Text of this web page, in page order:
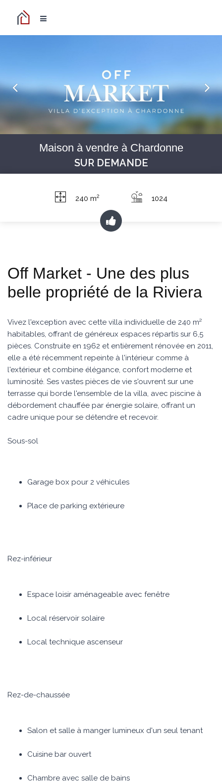
Maison à vendre à Chardonne
SUR DEMANDE
240 m2 1024
Off Market - Une des plus
belle propriété de la Riviera
Vivez l'exception avec cette villa individuelle de 240 m²
habitables, offrant de généreux espaces répartis sur 6,5
pièces. Construite en 1962 et entièrement rénovée en 2011,
elle a été récemment repeinte à l'intérieur comme à
l'extérieur et combine élégance, confort moderne et
luminosité. Ses vastes pièces de vie s'ouvrent sur une
terrasse qui borde l'ensemble de la villa, avec piscine à
débordement chauffée par énergie solaire, offrant un
cadre unique pour se détendre et recevoir.
Sous-sol
Garage box pour 2 véhicules
Place de parking extérieure
Rez-inférieur
Espace loisir aménageable avec fenêtre
Local réservoir solaire
Local technique ascenseur
Rez-de-chaussée
Salon et salle à manger lumineux d'un seul tenant
Cuisine bar ouvert
Chambre avec salle de bains